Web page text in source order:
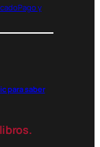
y
para saber